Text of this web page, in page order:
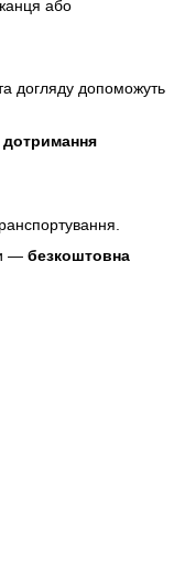
або
догляду допоможуть
дотримання
— безкоштовна